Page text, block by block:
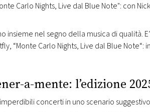
insieme nel segno della musica di qualità.
“Monte Carlo Nights, Live dal Blue
dal vivo. Il Blue Note Milano E’ dal
a-mente: l’edizione
concerti in uno scenario suggestivo